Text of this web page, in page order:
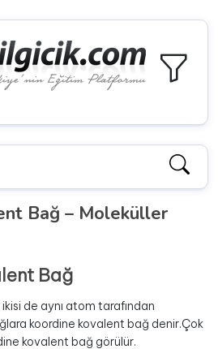
Bağ – Moleküller
Bağ
de aynı atom tarafından
koordine kovalent bağ denir.Çok
kovalent bağ görülür.